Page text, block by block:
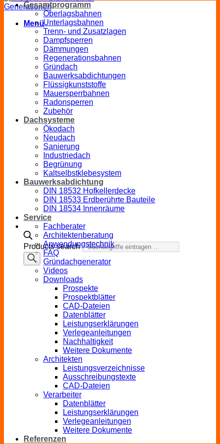
Menü
Products search
Gesamtprogramm
Oberlagsbahnen
Unterlagsbahnen
Trenn- und Zusatzlagen
Dampfsperren
Dämmungen
Regenerationsbahnen
Gründach
Bauwerksabdichtungen
Flüssigkunststoffe
Mauersperrbahnen
Radonsperren
Zubehör
Dachsysteme
Ökodach
Neudach
Sanierung
Industriedach
Begrünung
Kaltselbstklebesystem
Bauwerksabdichtung
DIN 18532 Hofkellerdecke
DIN 18533 Erdberührte Bauteile
DIN 18534 Innenräume
Service
Fachberater
Architektenberatung
Anwendungstechnik
FAQ
Gründachgenerator
Videos
Downloads
Prospekte
Prospektblätter
CAD-Dateien
Datenblätter
Leistungserklärungen
Verlegeanleitungen
Nachhaltigkeit
Weitere Dokumente
Architekten
Leistungsverzeichnisse
Ausschreibungstexte
CAD-Dateien
Verarbeiter
Datenblätter
Leistungserklärungen
Verlegeanleitungen
Weitere Dokumente
Referenzen